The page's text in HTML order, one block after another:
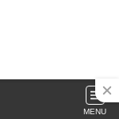
MENU